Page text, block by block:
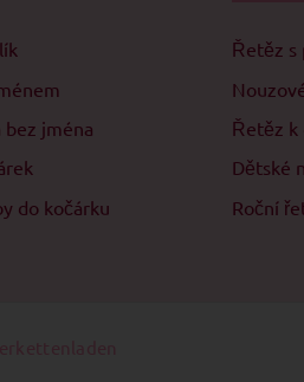
jména
do kočárku
Řetěz s
Řetěz k
Dětské
Roční